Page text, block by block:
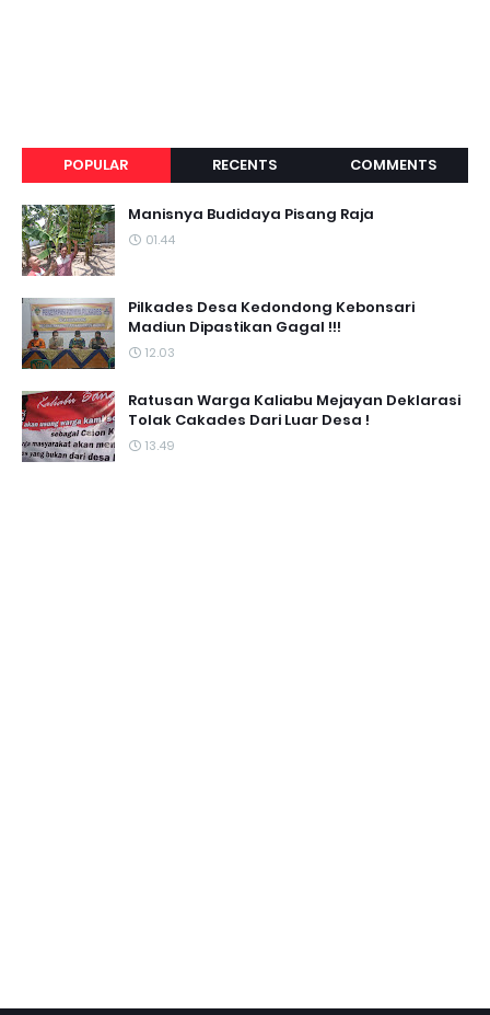
POPULAR RECENTS COMMENTS
Manisnya Budidaya Pisang Raja
01.44
Pilkades Desa Kedondong Kebonsari
Madiun Dipastikan Gagal !!!
12.03
Ratusan Warga Kaliabu Mejayan Deklarasi
Tolak Cakades Dari Luar Desa !
13.49